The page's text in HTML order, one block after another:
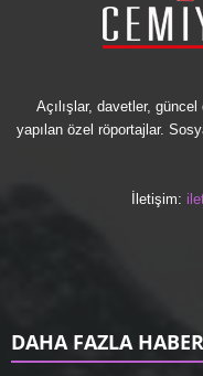
Açılışlar, davetler,
yapılan özel röportajlar.
İletişim:
DAHA FAZLA HABER